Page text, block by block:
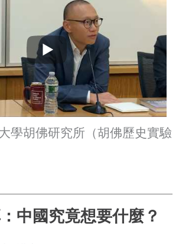
學胡佛研究所（胡佛歷史實驗
中國究竟想要什麼？